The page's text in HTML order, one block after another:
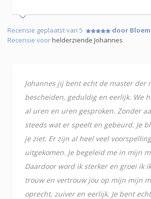
Recensie geplaatst van 5
door
Recensie voorhelderziende Johannes
Johannes jij bent echt de master der
bescheiden, geduldig en eerlijk. We
al uren en uren gesproken. Zonder
steeds wat er speelt en gebeurd. Je
je ziet. Er zijn al heel veel
uitgekomen. Je begeleid me in mijn
Daardoor word ik sterker en groei ik
trouw en vertrouw jou op mijn mijn
oprecht, zuiver en eerlijk. Je bent